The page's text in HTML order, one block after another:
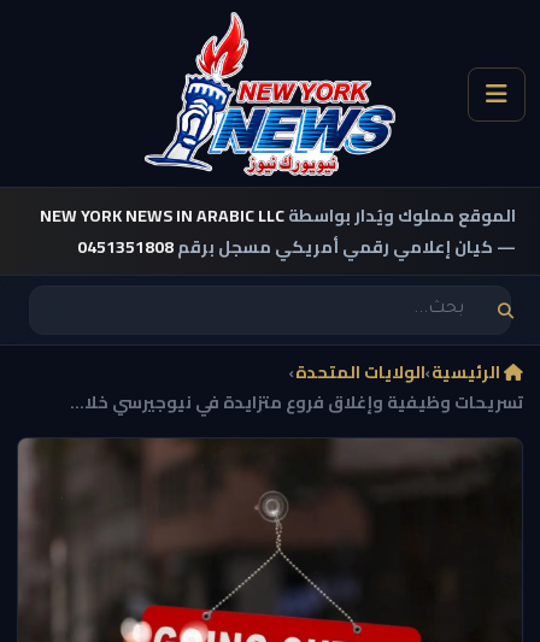
الموقع مملوك ويُدار بواسطةNEW YORK NEWS IN ARABIC LLC
— كيان إعلامي رقمي أمريكي مسجل برقم0451351808
الرئيسية›الولايات المتحدة›
تسريحات وظيفية وإغلاق فروع متزايدة في نيوجيرسي خلا...